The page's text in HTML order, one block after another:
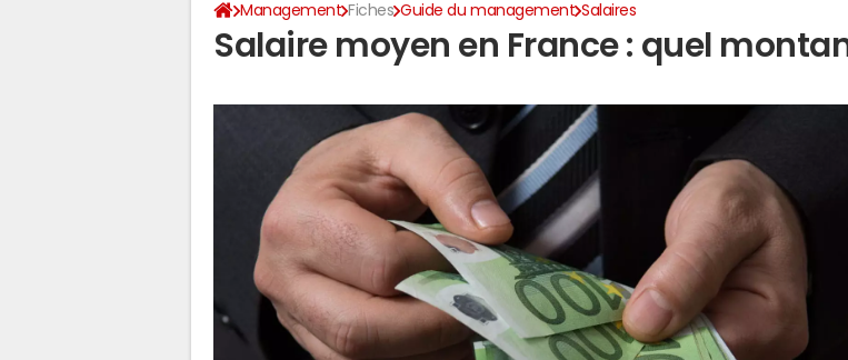
Management Fiches Guide du management Salaires
Salaire moyen en France : quel